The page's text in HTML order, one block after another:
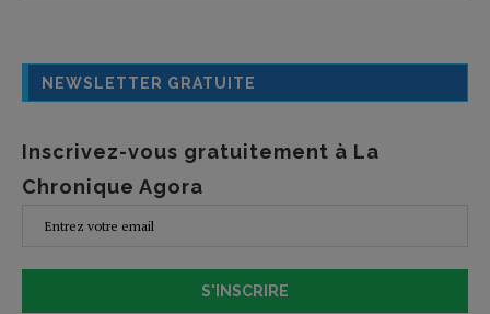
NEWSLETTER GRATUITE
Inscrivez-vous gratuitement à La
Chronique Agora
S'INSCRIRE